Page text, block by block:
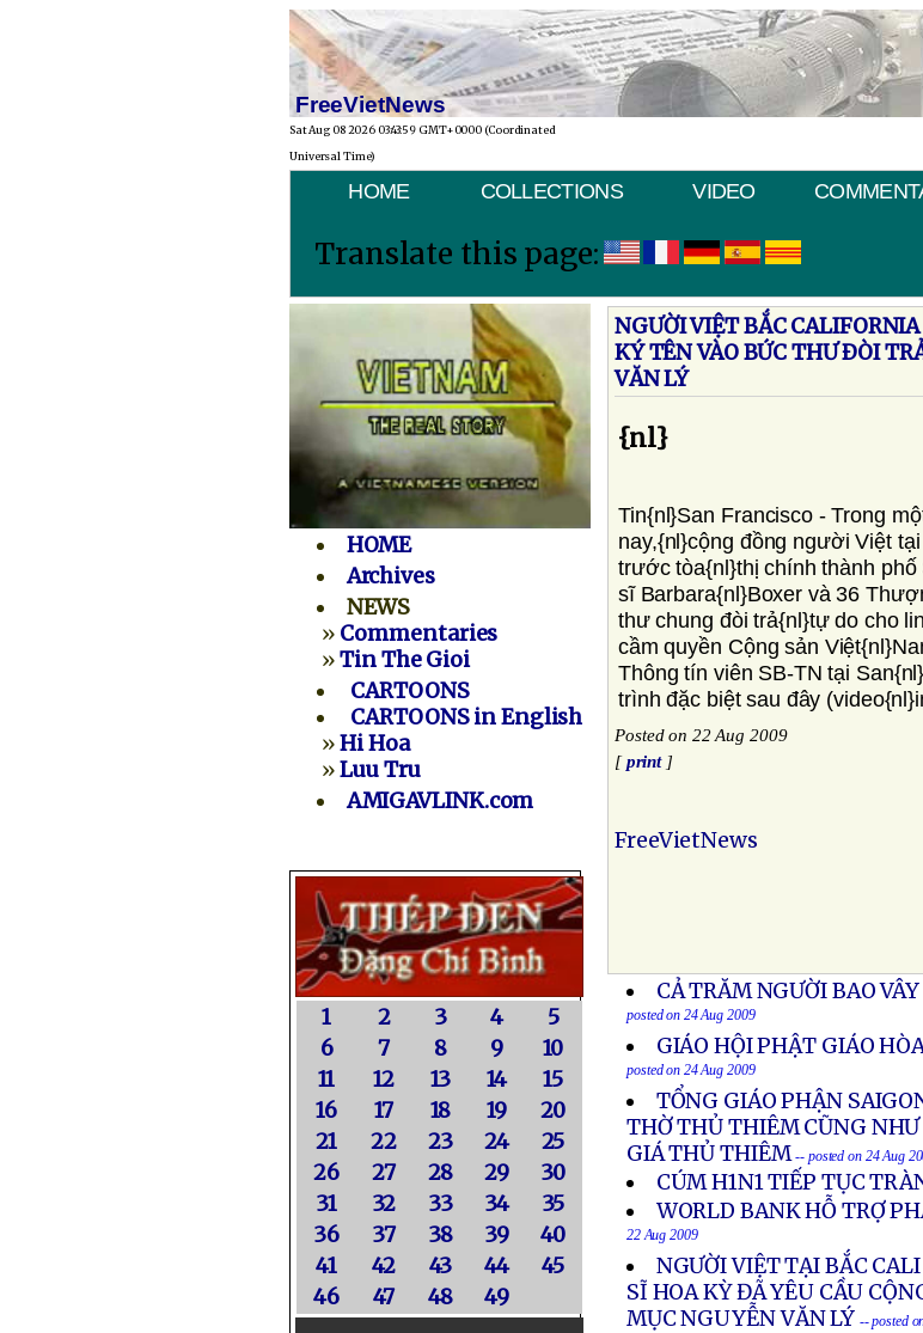
FreeVietNews
Sat Aug 08 2026 03:43:59 GMT+0000 (Coordinated
Universal Time)
HOME COLLECTIONS VIDEO
Translate this page:
HOME
Archives
NEWS
» Commentaries
»Tin The Gioi
CARTOONS
CARTOONS in English
»Hi Hoa
»Luu Tru
AMIGAVLINK.com
1 2 3 4
5
6
7 8 9
10
11
12 13 14
15
16
17 18 19
20
21
22 23 24
25
26
27 28 29
30
31
32 33 34
35
36
37 38 39
40
41
42 43 44
45
46
47 48 49
NGƯỜI VIỆT BẮC
KÝ TÊN VÀO BỨC THƯ ÐÒI
VĂN LÝ
{nl}
Tin{nl}San Francisco - Trong
nay,{nl}cộng đồng người Việt
trước tòa{nl}thị chính thành
sĩ Barbara{nl}Boxer và 36
thư chung đòi trả{nl}tự do cho
cầm quyền Cộng sản
Thông tín viên SB-TN tại
trình đặc biệt sau đây
Posted on 22 Aug 2009
[print]
FreeVietNews
CẢ TRĂM NGƯỜI BAO
posted on 24 Aug 2009
GIÁO HỘI PHẬT GIÁO
posted on 24 Aug 2009
TỔNG GIÁO PHẬN
THỜ THỦ THIÊM CŨNG
GIÁ THỦ THIÊM -- posted on 24 Aug
CÚM H1N1 TIẾP TỤC
WORLD BANK HỖ TRỢ
22 Aug 2009
NGƯỜI VIỆT TẠI BẮC
SĨ HOA KỲ ĐÃ YÊU CẦU
MỤC NGUYỄN VĂN LÝ -- posted